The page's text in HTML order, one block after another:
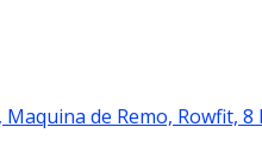
de Remo, Rowfit, 8